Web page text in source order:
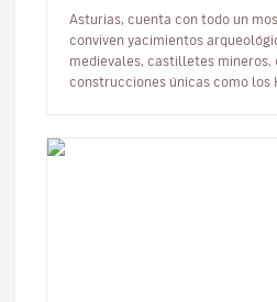
Asturias, cuenta con todo un
conviven yacimientos
medievales, castilletes mineros,
construcciones únicas como los